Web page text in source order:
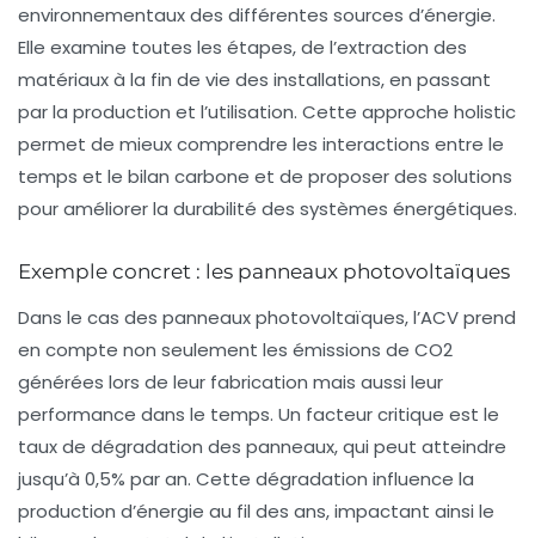
environnementaux des différentes sources d’énergie.
Elle examine toutes les étapes, de l’extraction des
matériaux à la fin de vie des installations, en passant
par la production et l’utilisation. Cette approche holistic
permet de mieux comprendre les interactions entre le
temps et le bilan carbone et de proposer des solutions
pour améliorer la durabilité des systèmes énergétiques.
Exemple concret : les panneaux photovoltaïques
Dans le cas des panneaux photovoltaïques, l’ACV prend
en compte non seulement les émissions de CO2
générées lors de leur fabrication mais aussi leur
performance dans le temps. Un facteur critique est le
taux de dégradation des panneaux, qui peut atteindre
jusqu’à 0,5% par an. Cette dégradation influence la
production d’énergie au fil des ans, impactant ainsi le